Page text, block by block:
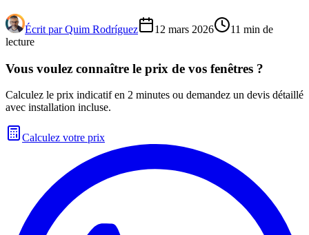
Écrit par Quim Rodríguez 12 mars 2026 11 min de
lecture
Vous voulez connaître le prix de vos fenêtres ?
Calculez le prix indicatif en 2 minutes ou demandez un devis détaillé
avec installation incluse.
Calculez votre prix